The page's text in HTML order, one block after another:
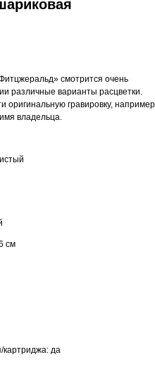
смотрится очень
различные варианты расцветки.
оригинальную гравировку, например
владельца.
см
да